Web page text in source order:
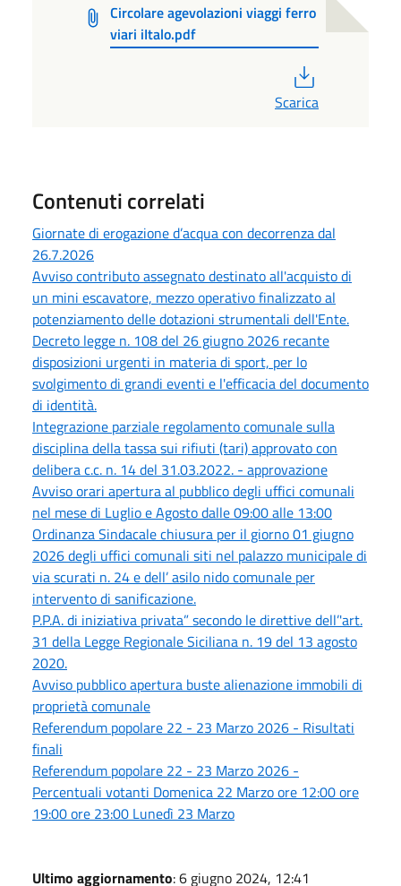
Circolare agevolazioni viaggi ferro
viari iItalo.pdf
Scarica
Contenuti correlati
Giornate di erogazione d’acqua con decorrenza dal
26.7.2026
Avviso contributo assegnato destinato all'acquisto di
un mini escavatore, mezzo operativo finalizzato al
potenziamento delle dotazioni strumentali dell'Ente.
Decreto legge n. 108 del 26 giugno 2026 recante
disposizioni urgenti in materia di sport, per lo
svolgimento di grandi eventi e l'efficacia del documento
di identità.
Integrazione parziale regolamento comunale sulla
disciplina della tassa sui rifiuti (tari) approvato con
delibera c.c. n. 14 del 31.03.2022. - approvazione
Avviso orari apertura al pubblico degli uffici comunali
nel mese di Luglio e Agosto dalle 09:00 alle 13:00
Ordinanza Sindacale chiusura per il giorno 01 giugno
2026 degli uffici comunali siti nel palazzo municipale di
via scurati n. 24 e dell’ asilo nido comunale per
intervento di sanificazione.
P.P.A. di iniziativa privata” secondo le direttive dell’'art.
31 della Legge Regionale Siciliana n. 19 del 13 agosto
2020.
Avviso pubblico apertura buste alienazione immobili di
proprietà comunale
Referendum popolare 22 - 23 Marzo 2026 - Risultati
finali
Referendum popolare 22 - 23 Marzo 2026 -
Percentuali votanti Domenica 22 Marzo ore 12:00 ore
19:00 ore 23:00 Lunedì 23 Marzo
Ultimo aggiornamento: 6 giugno 2024, 12:41